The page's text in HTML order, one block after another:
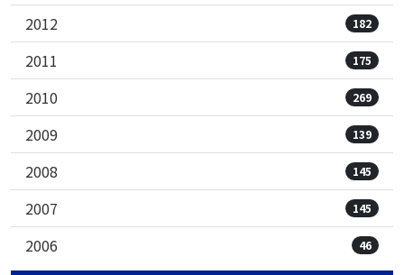
2012 182
2011 175
2010 269
2009 139
2008 145
2007 145
2006 46